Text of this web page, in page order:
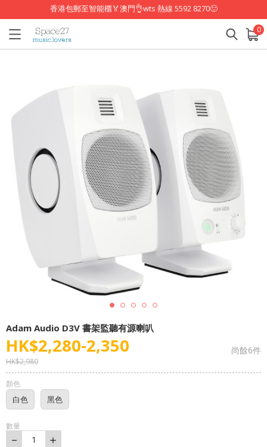
香港包郵至智能櫃🏅澳門👌wts 熱線 5592 8270🙂
0
已加入購物車 查看
Adam Audio D3V 書架監聽有源喇叭
HK$2,280-2,350 尚餘6件
HK$2,980
顏色
白色 黑色
數量
－ 1 ＋